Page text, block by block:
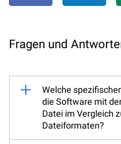
Fragen und
Welche
die Software mit
Datei im Vergleich
Dateiformaten?